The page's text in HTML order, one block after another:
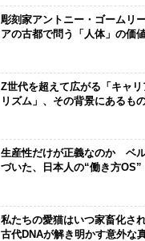
彫刻家アントニー・ゴームリ
アの古都で問う「人体」の価
Z世代を超えて広がる「キャ
リズム」、その背景にあるも
生産性だけが正義なのか ベ
づいた、日本人の“働き方OS”
私たちの愛猫はいつ家畜化さ
古代DNAが解き明かす意外な